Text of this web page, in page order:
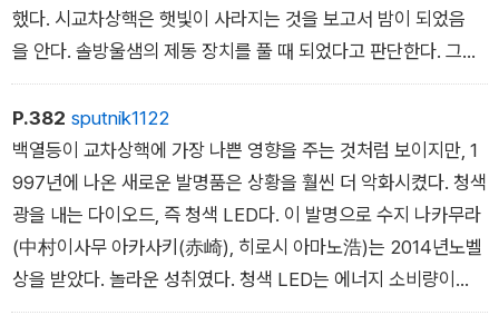
세 중 하나는 저소득가정과 관련이 있다. 교육과 직접적인 관련
이 있는 추세다. 사회 경제적으로 하층에 속한 아이들은 자가용으
로 등교할 가능성이 더 적다. 부모가 오전 6시나 그 이전에 업무
를 시작하는 서비스산업에서 일을 하는 사례가 많기 때문이기
도 하다. 따라서 그런 아이들은 통학버스를 타고 등교를 하며, 따
라서 부모가 학교까지 태워주는 아이들보다 더 일찍 일어나야 한
다. 그 결과 그렇지 않아도 불리한 입장에 있는 이 아이들은 더 부
유한 가정의 아이들보다 잠을 으레 덜 자기 때문에 더욱 불리해진
다. 그 결과 한 세대에서 다음 세대로 악순환이 지속된다. 깨고 나
오기가 무척 어려운 닫힌 체계다. 우리에게는 이 악순환을 타파
했다. 시교차상핵은 햇빛이 사라지는 것을 보고서 밤이 되었음
을 안다. 솔방울샘의 제동 장치를 풀 때 되었다고 판단한다. 그러
면 엄청난 양의 멜라토닌이 왈칵 분비되면서, 뇌와 몸에 어둠
이 찾아왔고 잠잘때가되었음을 알린다. 인류 전체는 어둠이 깔
린 지 몇 시간 이내에 때맞추어 밀려드는 피곤함을 느끼고 곧 잠
에 빠져든다.
전등은 이 자연적인 진행 과정을 끝장냈다. 그 뒤로 한밤중이라는
개념은 의미가 달라졌다. 밝기, 즉 럭스 lux가 적당한 수준이라
고 해도, 저녁의 인공 불빛은 시교차상핵을 속여서 해가 아직 지
지 않았다고 믿게 만들 것이다. 어둠이 깔리기 시작할 때 풀렸어
P.382 sputnik1122
백열등이 교차상핵에 가장 나쁜 영향을 주는 것처럼 보이지만, 1
997년에 나온 새로운 발명품은 상황을 훨씬 더 악화시켰다. 청색
광을 내는 다이오드, 즉 청색 LED다. 이 발명으로 수지 나카무라
(中村이사무 아카사키(赤崎), 히로시 아마노浩)는 2014년노벨
상을 받았다. 놀라운 성취였다. 청색 LED는 에너지 소비량이
더 적고 조명 자체의 수명이 더 길다는 점에서 백열등보다 상당